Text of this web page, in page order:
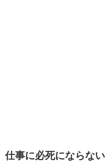
仕事に必死にならない